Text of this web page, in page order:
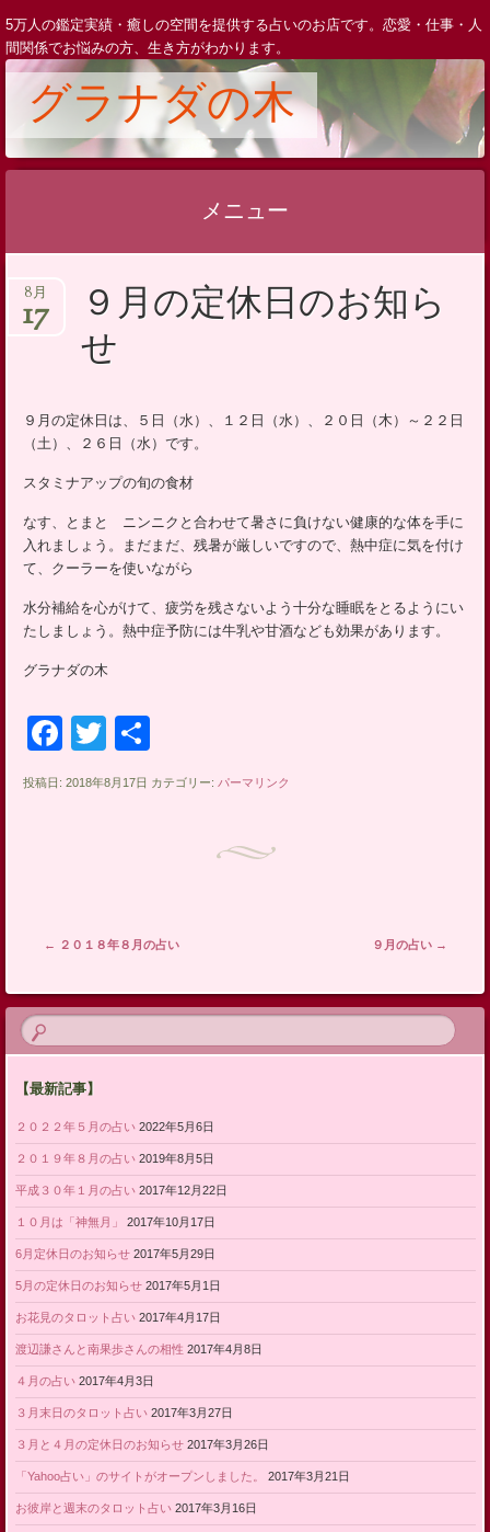
5万人の鑑定実績・癒しの空間を提供する占いのお店です。恋愛・仕事・人
間関係でお悩みの方、生き方がわかります。
グラナダの木
メニュー
ン
へ
ス
プ
９月の定休日のお知ら
せ
8月
17
９月の定休日は、５日（水）、１２日（水）、２０日（木）～２２日
（土）、２６日（水）です。
スタミナアップの旬の食材
なす、とまと ニンニクと合わせて暑さに負けない健康的な体を手に
入れましょう。まだまだ、残暑が厳しいですので、熱中症に気を付け
て、クーラーを使いながら
水分補給を心がけて、疲労を残さないよう十分な睡眠をとるようにい
たしましょう。熱中症予防には牛乳や甘酒なども効果があります。
グラナダの木
Facebook
Twitter
有
投稿日: 2018年8月17日 カテゴリー: パーマリンク
投稿ナビゲーション
← ２０１８年８月の占い ９月の占い →
【最新記事】
２０２２年５月の占い 2022年5月6日
２０１９年８月の占い 2019年8月5日
平成３０年１月の占い 2017年12月22日
１０月は「神無月」 2017年10月17日
6月定休日のお知らせ 2017年5月29日
5月の定休日のお知らせ 2017年5月1日
お花見のタロット占い 2017年4月17日
渡辺謙さんと南果歩さんの相性 2017年4月8日
４月の占い 2017年4月3日
３月末日のタロット占い 2017年3月27日
３月と４月の定休日のお知らせ 2017年3月26日
「Yahoo占い」のサイトがオープンしました。 2017年3月21日
お彼岸と週末のタロット占い 2017年3月16日